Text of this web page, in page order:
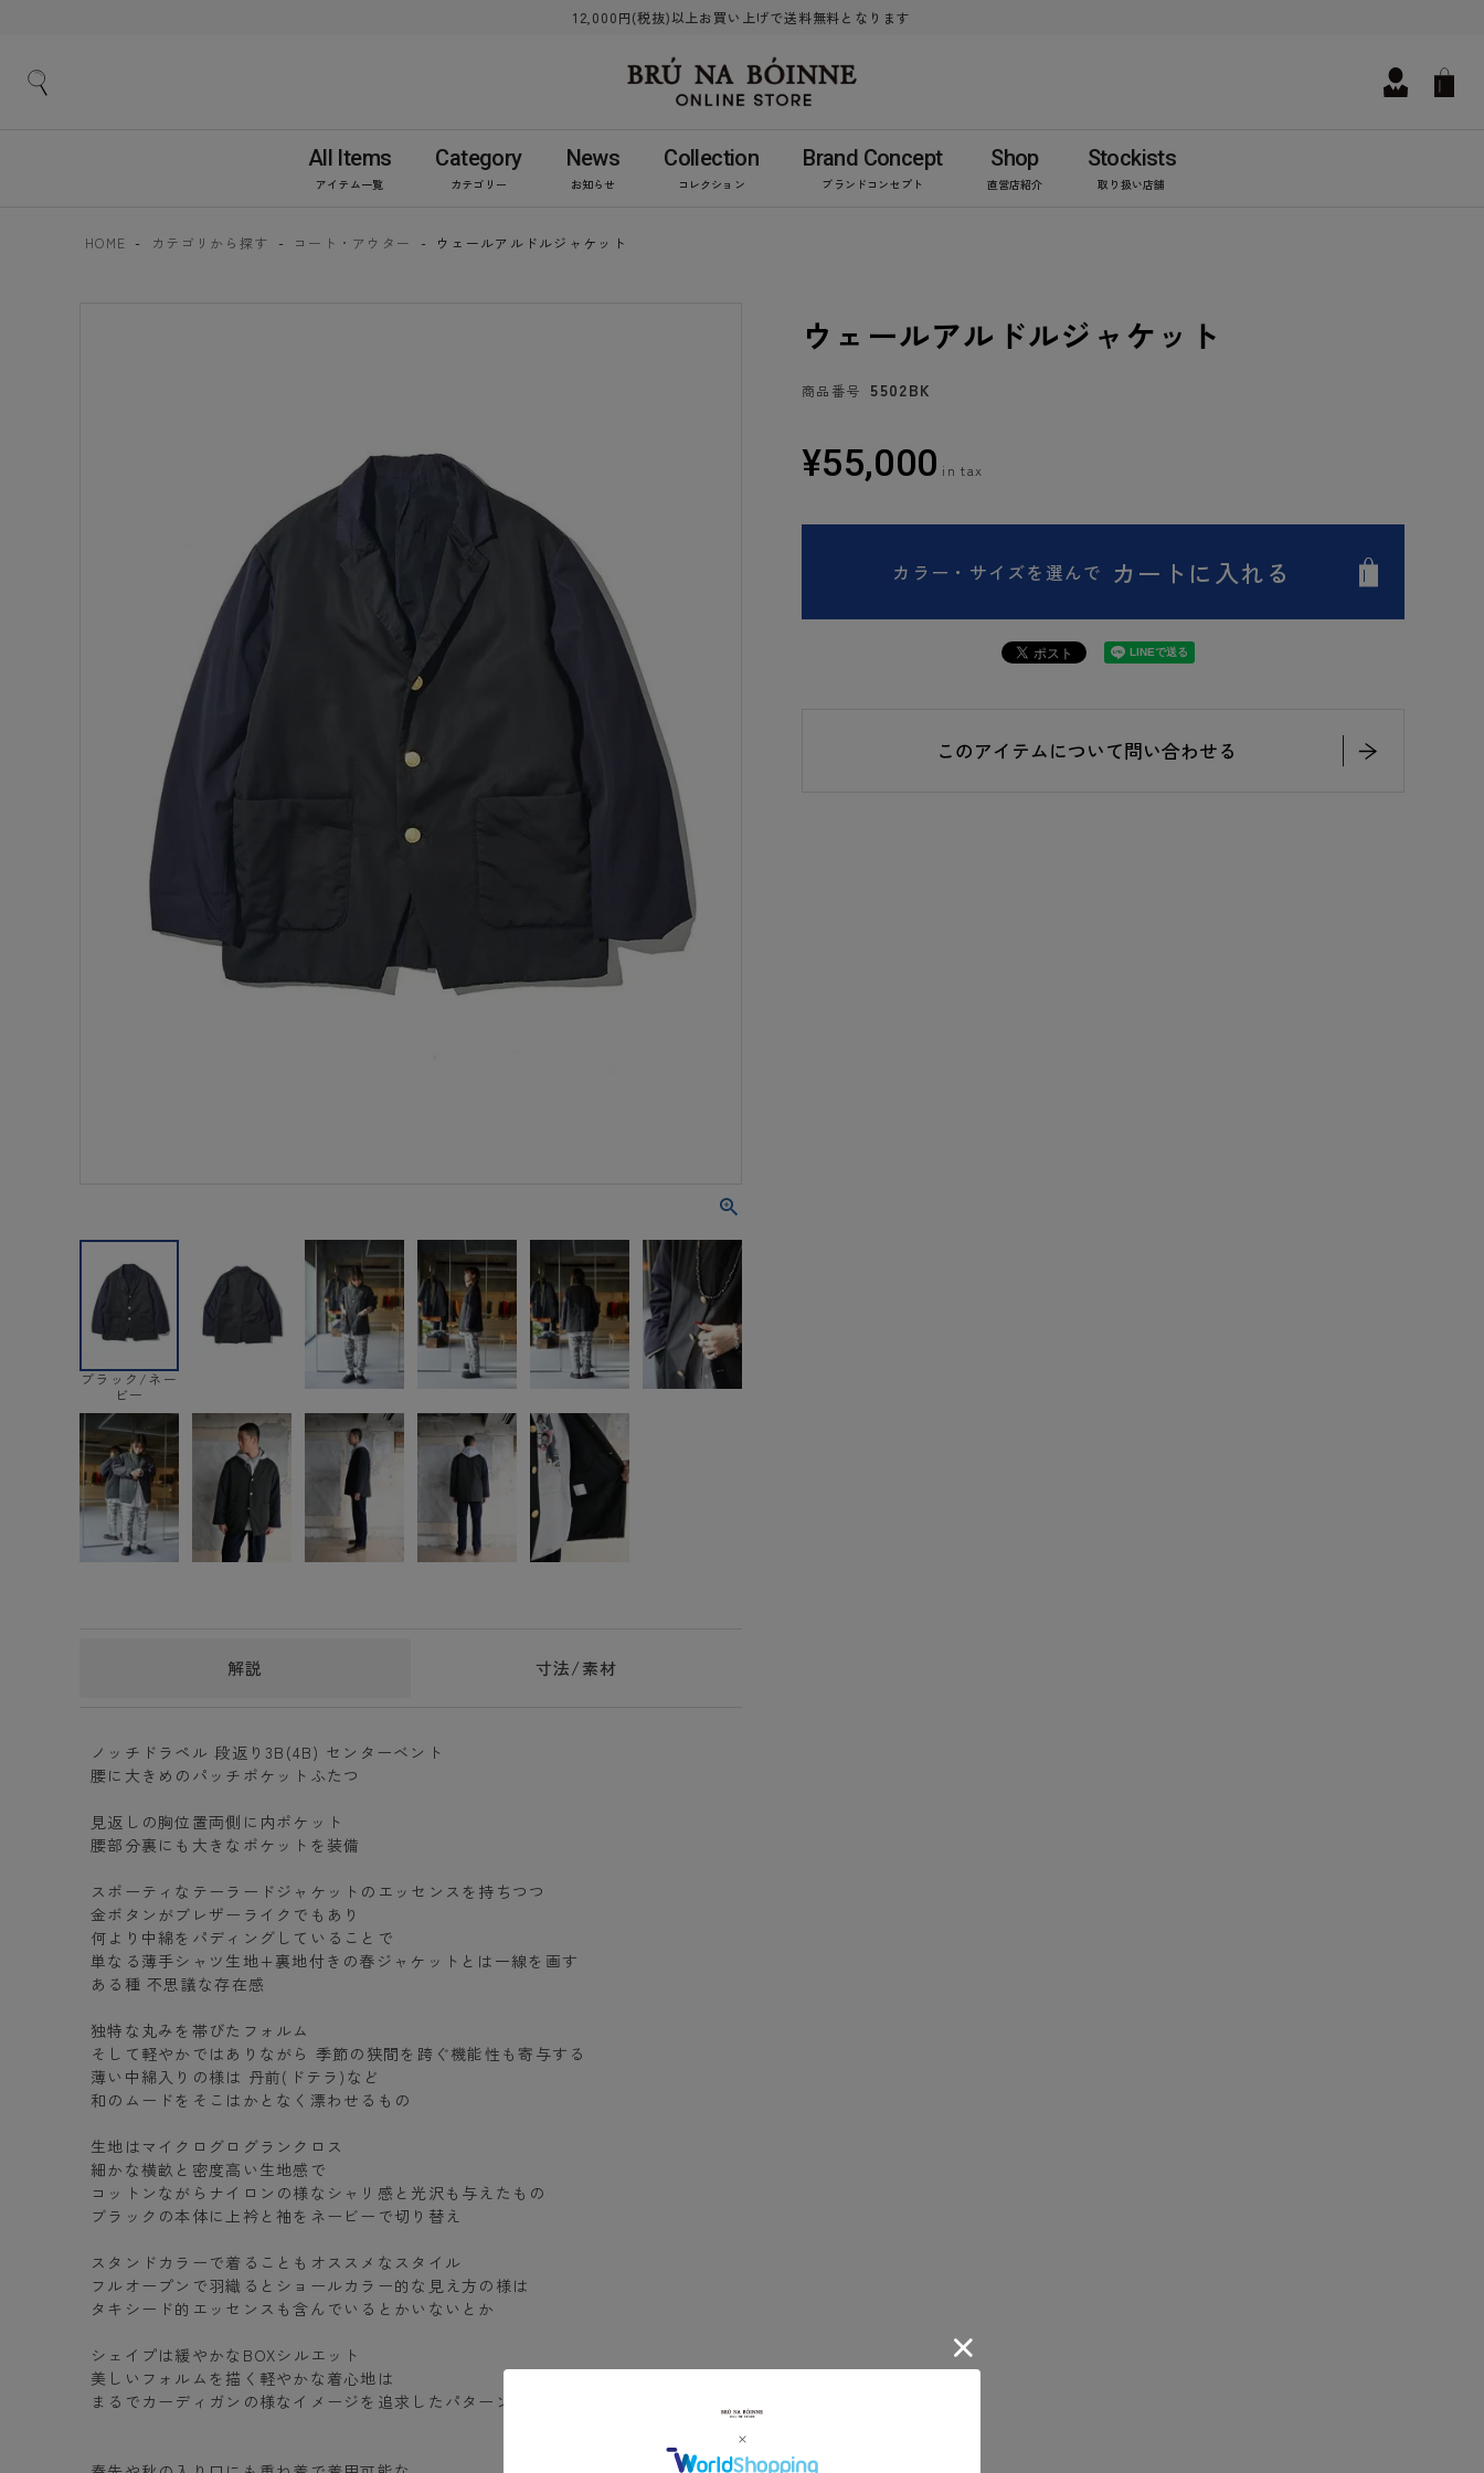
12,000円(税抜)以上お買い上げで送料無料となります
All Items
アイテム一覧
Category
カテゴリー
News
お知らせ
Collection
コレクション
Brand Concept
ブランドコンセプト
Shop
直営店紹介
Stockists
取り扱い店舗
HOME カテゴリから探す コート・アウター ウェールアルドルジャケット
ブラック/ネー
ビー
解説 寸法/素材
ノッチドラペル 段返り3B(4B) センターベント
腰に大きめのパッチポケットふたつ
見返しの胸位置両側に内ポケット
腰部分裏にも大きなポケットを装備
スポーティなテーラードジャケットのエッセンスを持ちつつ
金ボタンがブレザーライクでもあり
何より中綿をパディングしていることで
単なる薄手シャツ生地+裏地付きの春ジャケットとは一線を画す
ある種 不思議な存在感
独特な丸みを帯びたフォルム
そして軽やかではありながら 季節の狭間を跨ぐ機能性も寄与する
薄い中綿入りの様は 丹前(ドテラ)など
和のムードをそこはかとなく漂わせるもの
生地はマイクログログランクロス
細かな横畝と密度高い生地感で
コットンながらナイロンの様なシャリ感と光沢も与えたもの
ブラックの本体に上衿と袖をネービーで切り替え
スタンドカラーで着ることもオススメなスタイル
フルオープンで羽織るとショールカラー的な見え方の様は
タキシード的エッセンスも含んでいるとかいないとか
シェイプは緩やかなBOXシルエット
美しいフォルムを描く軽やかな着心地は
まるでカーディガンの様なイメージを追求したパターンメイキング
ウェールアルドルジャケット
商品番号 5502BK
¥55,000
カラー・サイズを選んで カートに入れる
このアイテムについて問い合わせる